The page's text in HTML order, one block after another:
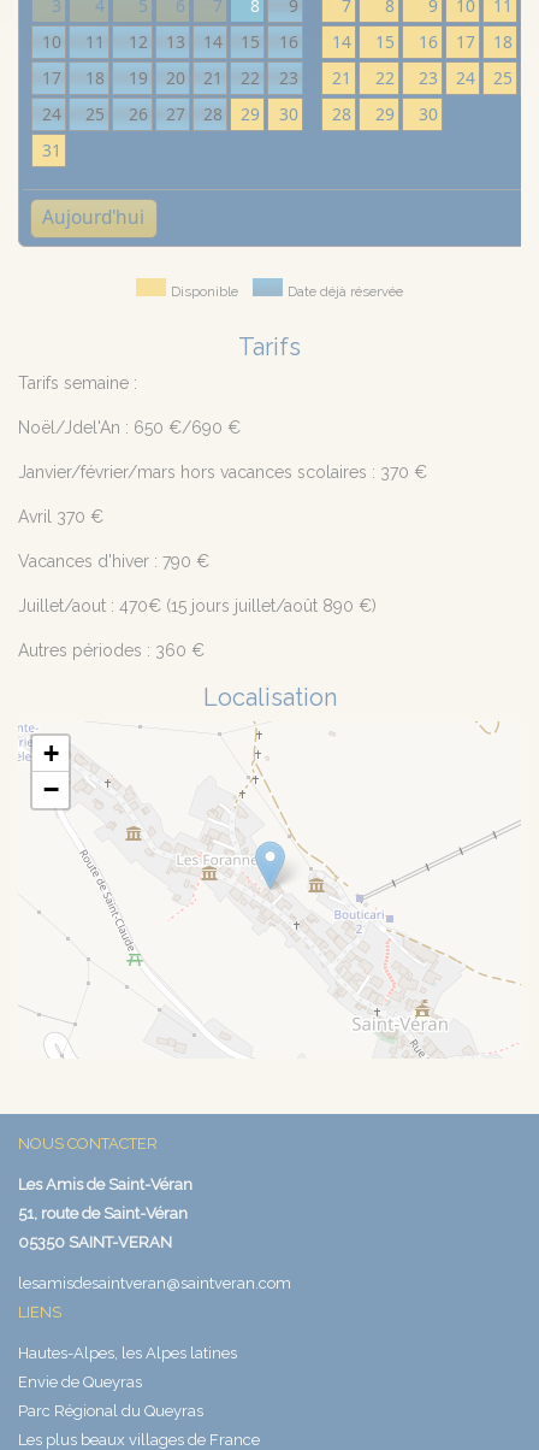
3
4 5 6 7 8
9
10
11 12 13 14 15
16
17
18 19 20 21 22
23
24
25 26 27 28 29
30
31
7
8 9 10 11
14
15 16 17 18
21
22 23 24 25
28
29 30
Aujourd'hui
Disponible Date déjà réservée
Tarifs
Tarifs semaine :
Noël/Jdel'An : 650 €/690 €
Janvier/février/mars hors vacances scolaires : 370 €
Avril 370 €
Vacances d'hiver : 790 €
Juillet/aout : 470€ (15 jours juillet/août 890 €)
Autres périodes : 360 €
Localisation
+
−
NOUS CONTACTER
Les Amis de Saint-Véran
51, route de Saint-Véran
05350 SAINT-VERAN
lesamisdesaintveran@saintveran.com
LIENS
Hautes-Alpes, les Alpes latines
Envie de Queyras
Parc Régional du Queyras
Les plus beaux villages de France